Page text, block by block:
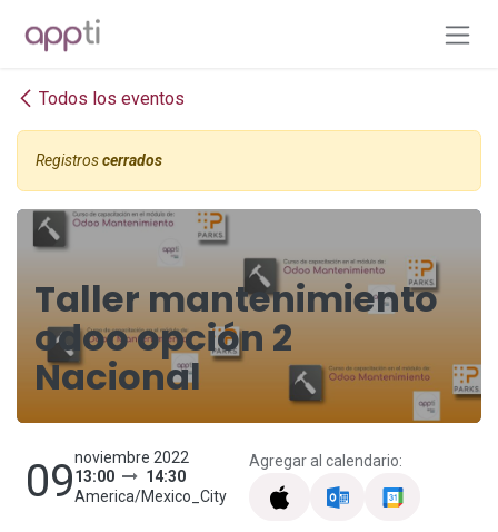
Todos los eventos
Registroscerrados
Taller mantenimiento
odoo opción 2
Nacional
09noviembre 2022
13:00
14:30
America/Mexico_City
Agregar al calendario: